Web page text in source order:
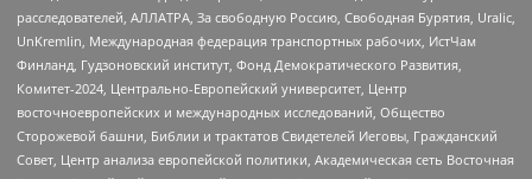
расследователей, АЛЛАТРА, За свободную Россию, Свободная Бурятия, Uralic,
UnKremlin, Международная федерация транспортных рабочих, ИстЧам
Финланд, Гудзоновский институт, Фонд Демократического Развития,
Комитет-2024, Центрально-Европейский университет, Центр
восточноевропейских и международных исследований, Общество
Сторожевой башни, Библии и трактатов Свидетелей Иеговы, Гражданский
Совет, Центр анализа европейской политики, Академическая сеть Восточная